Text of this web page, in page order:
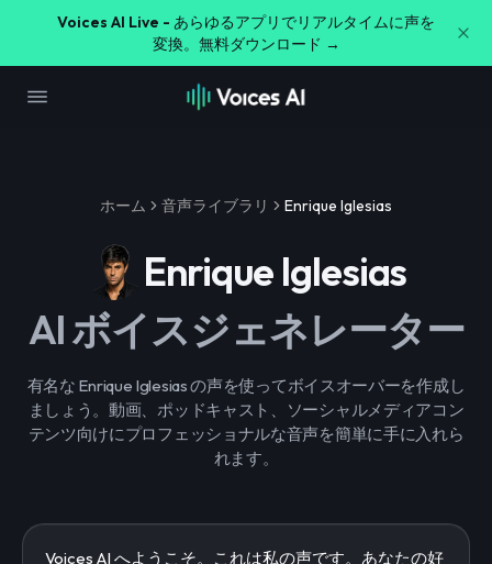
Voices AI Live - あらゆるアプリでリアルタイムに声を
変換。無料ダウンロード →
ホーム 音声ライブラリ Enrique Iglesias
Enrique Iglesias
AI ボイスジェネレーター
有名な Enrique Iglesias の声を使ってボイスオーバーを作成し
ましょう。動画、ポッドキャスト、ソーシャルメディアコン
テンツ向けにプロフェッショナルな音声を簡単に手に入れら
れます。